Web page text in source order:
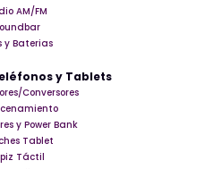
AM/FM
y Baterias
y Tablets
Conversores
y Power Bank
Tablet
Táctil